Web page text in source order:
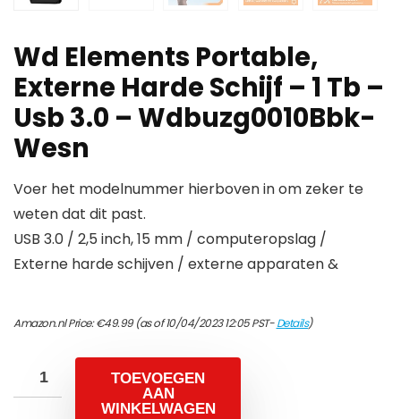
Wd Elements Portable,
Externe Harde Schijf – 1 Tb –
Usb 3.0 – Wdbuzg0010Bbk-
Wesn
Voer het modelnummer hierboven in om zeker te
weten dat dit past.
USB 3.0 / 2,5 inch, 15 mm / computeropslag /
Externe harde schijven / externe apparaten &
Amazon.nl Price:€49.99(as of 10/04/2023 12:05 PST-Details)
TOEVOEGEN
AAN
WINKELWAGEN